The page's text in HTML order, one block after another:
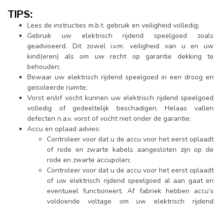
TIPS:
Lees de instructies m.b.t. gebruik en veiligheid volledig;
Gebruik uw elektrisch rijdend speelgoed zoals
geadviseerd. Dit zowel i.v.m. veiligheid van u en uw
kind(eren) als om uw recht op garantie dekking te
behouden;
Bewaar uw elektrisch rijdend speelgoed in een droog en
geïsoleerde ruimte;
Vorst en/of vocht kunnen uw elektrisch rijdend speelgoed
volledig of gedeeltelijk beschadigen. Helaas vallen
defecten n.a.v. vorst of vocht niet onder de garantie;
Accu en oplaad advies:
Controleer voor dat u de accu voor het eerst oplaadt
of rode en zwarte kabels aangesloten zijn op de
rode en zwarte accupolen;
Controleer voor dat u de accu voor het eerst oplaadt
of uw elektrisch rijdend speelgoed al aan gaat en
eventueel functioneert. Af fabriek hebben accu’s
voldoende voltage om uw elektrisch rijdend